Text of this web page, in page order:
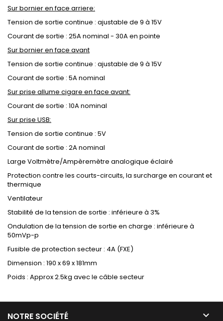
Sur bornier en face arriere:
Tension de sortie continue : ajustable de 9 à 15V
Courant de sortie : 25A nominal - 30A en pointe
Sur bornier en face avant
Tension de sortie continue : ajustable de 9 à 15V
Courant de sortie : 5A nominal
Sur prise allume cigare en face avant:
Courant de sortie : 10A nominal
Sur prise USB:
Tension de sortie continue : 5V
Courant de sortie : 2A nominal
Large Voltmètre/Ampèremètre analogique éclairé
Protection contre les courts-circuits, la surcharge en courant et
thermique
Ventilateur
Stabilité de la tension de sortie : inférieure à 3%
Ondulation de la tension de sortie en charge : inférieure à
50mVp-p
Fusible de protection secteur : 4A (FXE)
Dimension : 190 x 69 x 181mm
Poids : Approx 2.5kg avec le câble secteur
NOTRE SOCIÉTÉ 